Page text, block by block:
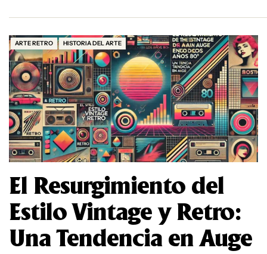
ARTE RETRO HISTORIA DEL ARTE
El Resurgimiento del
Estilo Vintage y Retro:
Una Tendencia en Auge